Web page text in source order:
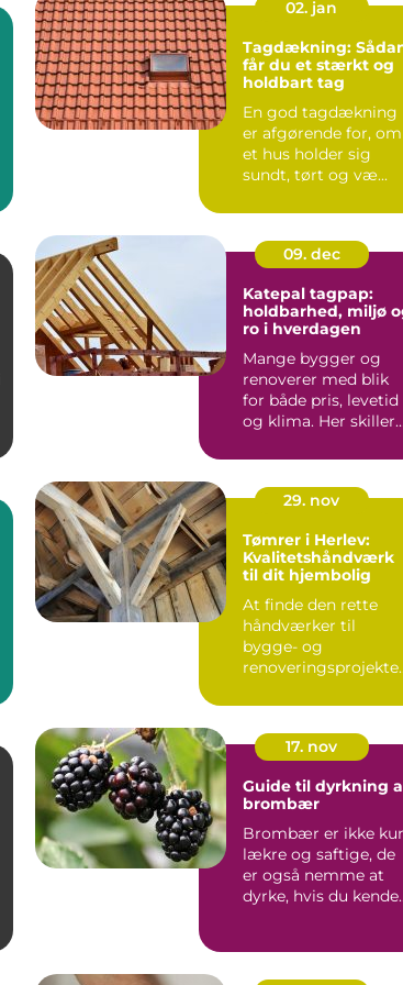
02. jan
Tagdækning:
får du et stærkt og
holdbart tag
En god tagdækning
er afgørende for, om
et hus holder sig
sundt, tørt og væ...
09. dec
Katepal tagpap:
holdbarhed, miljø
ro i hverdagen
Mange bygger og
renoverer med blik
for både pris, levetid
og klima. Her skiller
29. nov
Tømrer i Herlev:
Kvalitetshåndværk
til dit hjembolig
At finde den rette
håndværker til
bygge- og
17. nov
Guide til dyrkning
brombær
Brombær er ikke
lækre og saftige, de
er også nemme at
dyrke, hvis du